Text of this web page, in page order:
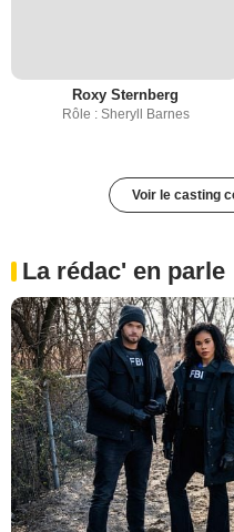
Roxy Sternberg
Rôle : Sheryll Barnes
Voir le casting
La rédac' en parle